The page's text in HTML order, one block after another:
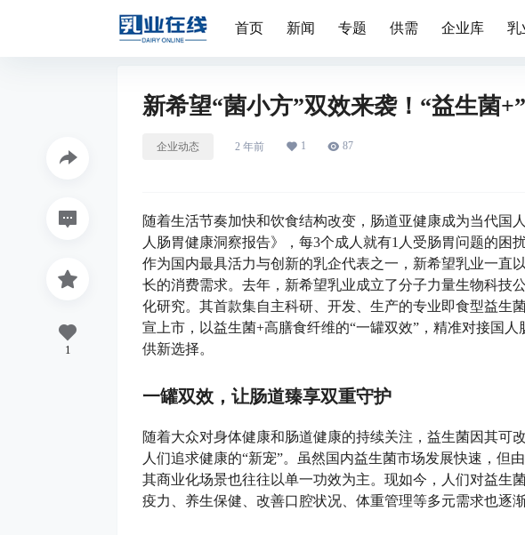
首页 新闻 专题 供需 企业库 乳
新希望“菌小方”双效来袭！“益生菌
企业动态 2 年前 1 87
随着生活节奏加快和饮食结构改变，肠道亚健康成为当代国
人肠胃健康洞察报告》，每3个成人就有1人受肠胃问题的困
作为国内最具活力与创新的乳企代表之一，新希望乳业一直
长的消费需求。去年，新希望乳业成立了分子力量生物科技
化研究。其首款集自主科研、开发、生产的专业即食型益
宣上市，以益生菌+高膳食纤维的“一罐双效”，精准对接国
供新选择。
一罐双效，让肠道臻享双重守护
随着大众对身体健康和肠道健康的持续关注，益生菌因其可
人们追求健康的“新宠”。虽然国内益生菌市场发展快速，但
其商业化场景也往往以单一功效为主。现如今，人们对益生
疫力、养生保健、改善口腔状况、体重管理等多元需求也逐
1